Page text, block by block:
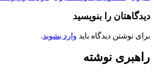
دیدگاهتان را بنویسید
برای نوشتن دیدگاه باید وارد بشوید.
راهبری نوشته